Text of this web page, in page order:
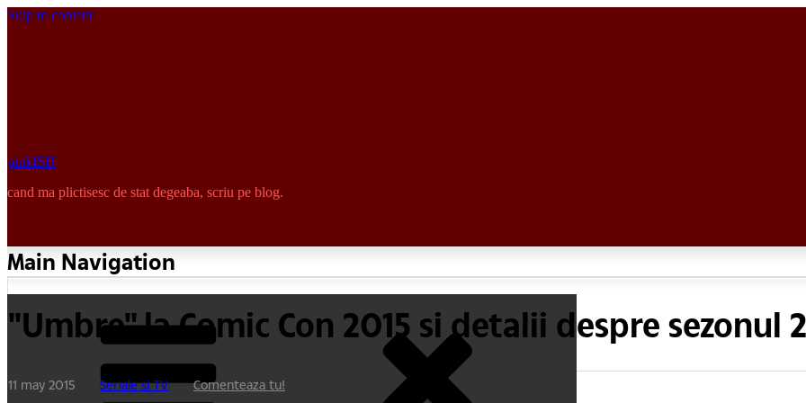
Skip to content
pinkISH
cand ma plictisesc de stat degeaba, scriu pe blog.
Main Navigation
"Umbre" la Comic Con 2015 si detalii despre sezonul 2
11 may 2015 Seriale si TV Comenteaza tu!